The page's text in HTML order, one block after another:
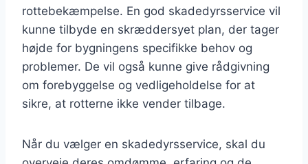
rottebekæmpelse. En god skadedyrsservice vil
kunne tilbyde en skræddersyet plan, der tager
højde for bygningens specifikke behov og
problemer. De vil også kunne give rådgivning
om forebyggelse og vedligeholdelse for at
sikre, at rotterne ikke vender tilbage.
Når du vælger en skadedyrsservice, skal du